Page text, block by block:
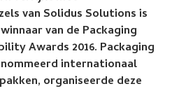
van Solidus Solutions is
van de Packaging
Awards 2016. Packaging
internationaal
organiseerde deze